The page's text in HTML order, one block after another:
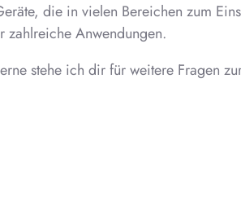
die in vielen Bereichen zum
zahlreiche Anwendungen.
stehe ich dir für weitere Fragen